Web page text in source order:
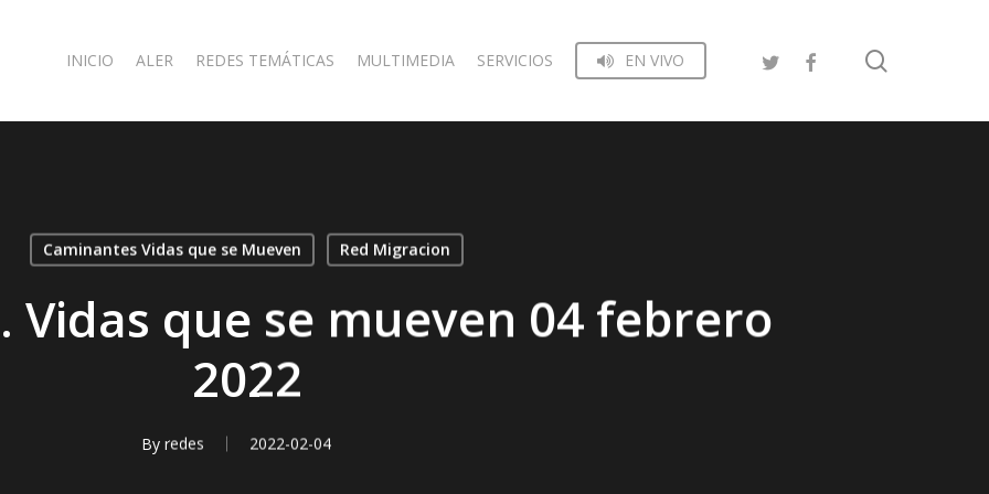
INICIO ALER REDES TEMÁTICAS MULTIMEDIA SERVICIOS EN VIVO
Caminantes Vidas que se Mueven Red Migracion
Vidas que se mueven 04 febrero
2022
By redes 2022-02-04